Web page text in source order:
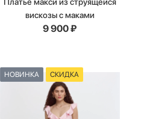
вискозы с маками
9 900₽
НОВИНКА СКИДКА